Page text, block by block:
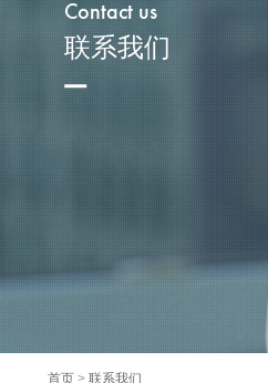
Contact us
联系我们
首页 > 联系我们